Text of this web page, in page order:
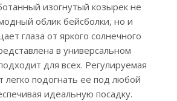
изогнутый козырек не
облик бейсболки, но и
глаза от яркого солнечного
в универсальном
для всех. Регулируемая
легко подогнать ее под любой
идеальную посадку.